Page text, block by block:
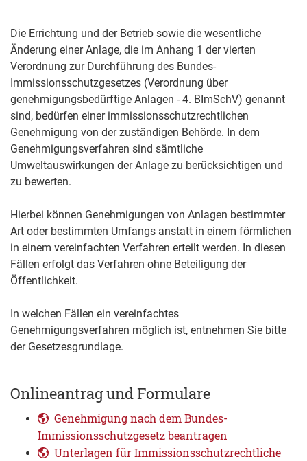
Die Errichtung und der Betrieb sowie die wesentliche
Änderung einer Anlage, die im Anhang 1 der vierten
Verordnung zur Durchführung des Bundes-
Immissionsschutzgesetzes (Verordnung über
genehmigungsbedürftige Anlagen - 4. BImSchV) genannt
sind, bedürfen einer immissionsschutzrechtlichen
Genehmigung von der zuständigen Behörde. In dem
Genehmigungsverfahren sind sämtliche
Umweltauswirkungen der Anlage zu berücksichtigen und
zu bewerten.
Hierbei können Genehmigungen von Anlagen bestimmter
Art oder bestimmten Umfangs anstatt in einem förmlichen
in einem vereinfachten Verfahren erteilt werden. In diesen
Fällen erfolgt das Verfahren ohne Beteiligung der
Öffentlichkeit.
In welchen Fällen ein vereinfachtes
Genehmigungsverfahren möglich ist, entnehmen Sie bitte
der Gesetzesgrundlage.
Onlineantrag und Formulare
Genehmigung nach dem Bundes-
Immissionsschutzgesetz beantragen
Unterlagen für Immissionsschutzrechtliche